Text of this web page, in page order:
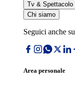
Tv & Spettacolo
Chi siamo
Seguici anche su
Area personale